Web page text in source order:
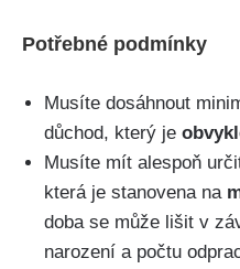
Potřebné podmínky
Musíte dosáhnout
důchod, který je
Musíte mít alespoň
která je stanovena na
doba se může lišit v
narození a počtu